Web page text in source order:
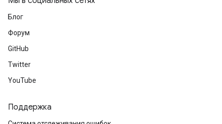
Блог
Форум
GitHub
Twitter
YouTube
Поддержка